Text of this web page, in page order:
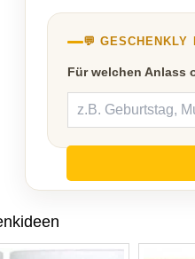
💬 GESCHENKLY
Für welchen Anlass